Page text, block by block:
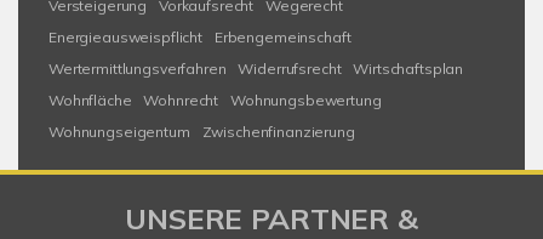
Versteigerung
Vorkaufsrecht
Wegerecht
Energieausweispflicht
Erbengemeinschaft
Wertermittlungsverfahren
Widerrufsrecht
Wirtschaftsplan
Wohnfläche
Wohnrecht
Wohnungsbewertung
Wohnungseigentum
Zwischenfinanzierung
UNSERE PARTNER &